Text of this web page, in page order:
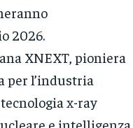
2026.
XNEXT, pioniera
per l’industria
x-ray
e intelligenza